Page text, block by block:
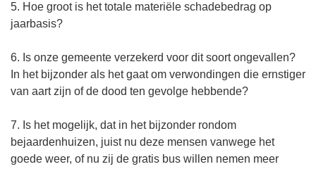
5. Hoe groot is het totale materiële schadebedrag op
jaarbasis?
6. Is onze gemeente verzekerd voor dit soort ongevallen?
In het bijzonder als het gaat om verwondingen die ernstiger
van aart zijn of de dood ten gevolge hebbende?
7. Is het mogelijk, dat in het bijzonder rondom
bejaardenhuizen, juist nu deze mensen vanwege het
goede weer, of nu zij de gratis bus willen nemen meer